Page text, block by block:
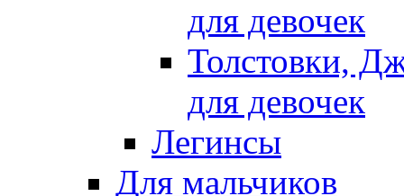
для девочек
Толстовки,
для девочек
Легинсы
Для мальчиков